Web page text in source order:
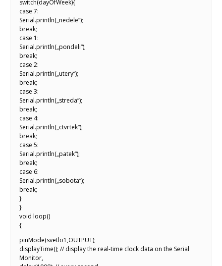
switch(dayOfWeek){
case 7:
Serial.println(„nedele“);
break;
case 1:
Serial.println(„pondeli“);
break;
case 2:
Serial.println(„utery“);
break;
case 3:
Serial.println(„streda“);
break;
case 4:
Serial.println(„ctvrtek“);
break;
case 5:
Serial.println(„patek“);
break;
case 6:
Serial.println(„sobota“);
break;
}
}
void loop()
{
pinMode(svetlo1,OUTPUT);
displayTime(); // display the real-time clock data on the Serial
Monitor,